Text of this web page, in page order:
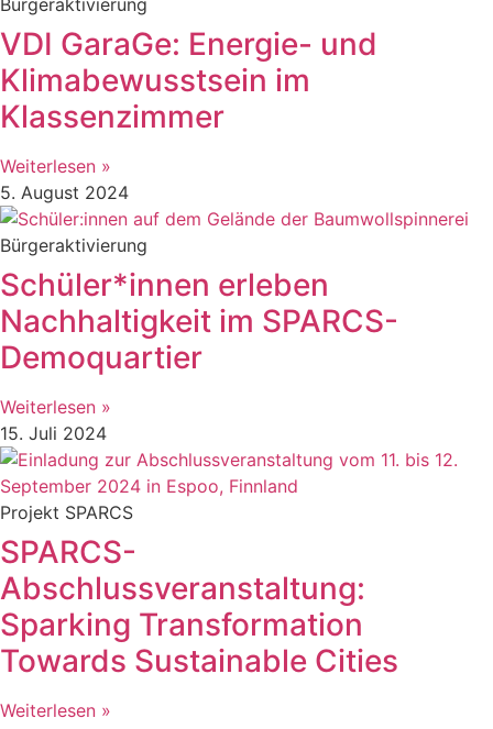
VDI GaraGe: Energie- und
Klimabewusstsein im
Klassenzimmer
Weiterlesen »
5. August 2024
Bürgeraktivierung
Schüler*innen erleben
Nachhaltigkeit im SPARCS-
Demoquartier
Weiterlesen »
15. Juli 2024
Projekt SPARCS
SPARCS-
Abschlussveranstaltung:
Sparking Transformation
Towards Sustainable Cities
Weiterlesen »